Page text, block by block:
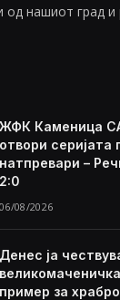
од нашиот град и
ЖФК Каменица
отвори серијата
натпревари –
2:0
06/08/2026
Денес ја
пример за